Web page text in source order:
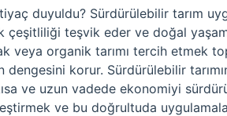
duyuldu? Sürdürülebilir tarım
çeşitliliği teşvik eder ve doğal
veya organik tarımı tercih etmek
korur. Sürdürülebilir
ve uzun vadede ekonomiyi
ve bu doğrultuda